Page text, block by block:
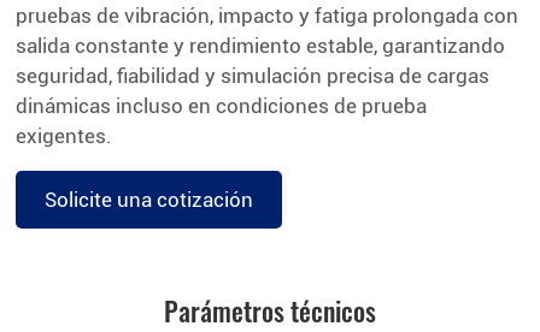
pruebas de vibración, impacto y fatiga prolongada con
salida constante y rendimiento estable, garantizando
seguridad, fiabilidad y simulación precisa de cargas
dinámicas incluso en condiciones de prueba
exigentes.
Solicite una cotización
Parámetros técnicos